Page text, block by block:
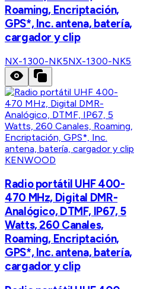
Roaming, Encriptación,
GPS*, Inc. antena, batería,
cargador y clip
NX-1300-NK5NX-1300-NK5
KENWOOD
Radio portátil UHF 400-
470 MHz, Digital DMR-
Analógico, DTMF, IP67, 5
Watts, 260 Canales,
Roaming, Encriptación,
GPS*, Inc. antena, batería,
cargador y clip